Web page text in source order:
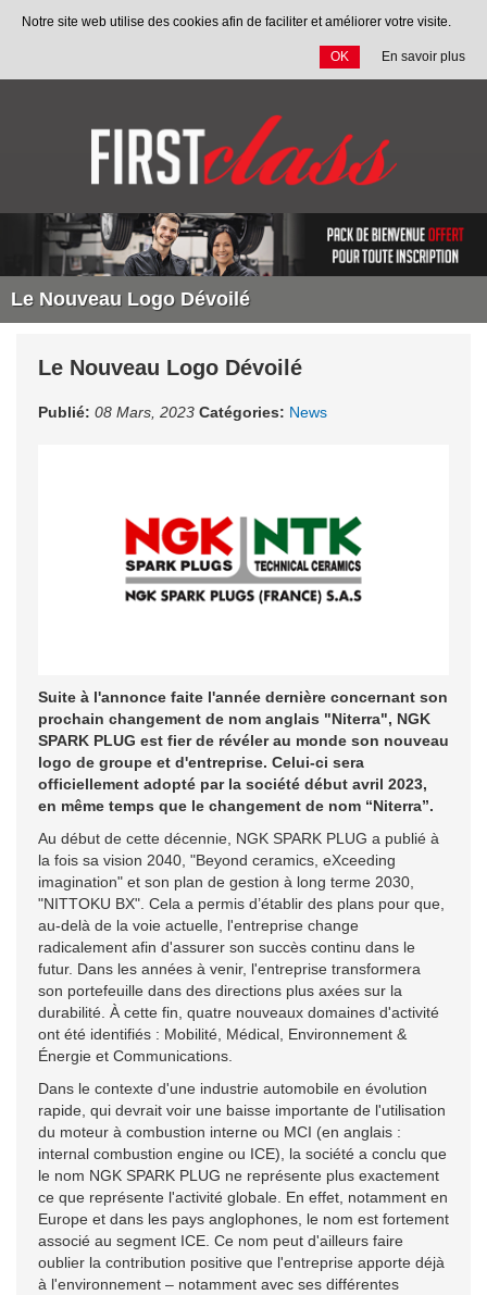
Notre site web utilise des cookies afin de faciliter et améliorer votre visite.
OK En savoir plus
Le Nouveau Logo Dévoilé
Le Nouveau Logo Dévoilé
Publié: 08 Mars, 2023 Catégories: News
Suite à l'annonce faite l'année dernière concernant son
prochain changement de nom anglais "Niterra", NGK
SPARK PLUG est fier de révéler au monde son nouveau
logo de groupe et d'entreprise. Celui-ci sera
officiellement adopté par la société début avril 2023,
en même temps que le changement de nom “Niterra”.
Au début de cette décennie, NGK SPARK PLUG a publié à
la fois sa vision 2040, "Beyond ceramics, eXceeding
imagination" et son plan de gestion à long terme 2030,
"NITTOKU BX". Cela a permis d’établir des plans pour que,
au-delà de la voie actuelle, l'entreprise change
radicalement afin d'assurer son succès continu dans le
futur. Dans les années à venir, l'entreprise transformera
son portefeuille dans des directions plus axées sur la
durabilité. À cette fin, quatre nouveaux domaines d'activité
ont été identifiés : Mobilité, Médical, Environnement &
Énergie et Communications.
Dans le contexte d'une industrie automobile en évolution
rapide, qui devrait voir une baisse importante de l'utilisation
du moteur à combustion interne ou MCI (en anglais :
internal combustion engine ou ICE), la société a conclu que
le nom NGK SPARK PLUG ne représente plus exactement
ce que représente l'activité globale. En effet, notamment en
Europe et dans les pays anglophones, le nom est fortement
associé au segment ICE. Ce nom peut d'ailleurs faire
oublier la contribution positive que l'entreprise apporte déjà
à l'environnement – notamment avec ses différentes